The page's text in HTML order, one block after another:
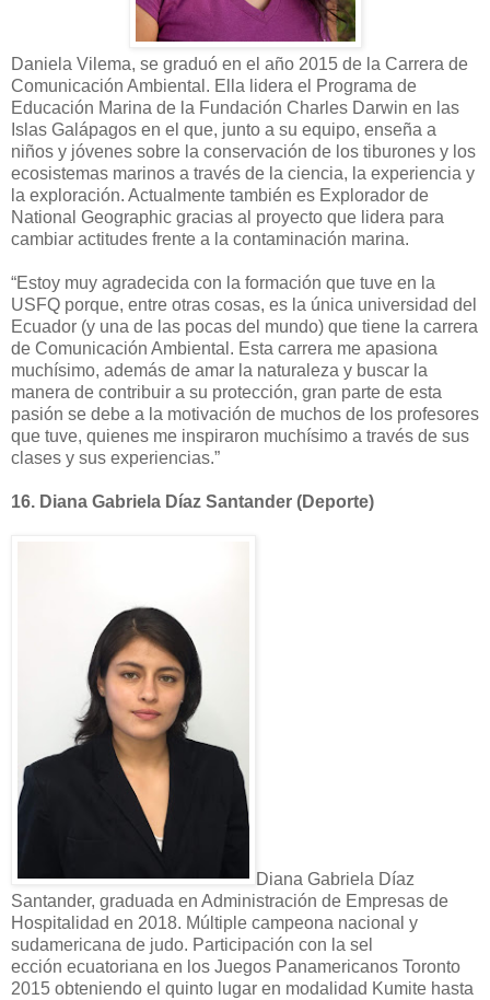
Daniela Vilema, se graduó en el año 2015 de la Carrera de
Comunicación Ambiental. Ella lidera el Programa de
Educación Marina de la Fundación Charles Darwin en las
Islas Galápagos en el que, junto a su equipo, enseña a
niños y jóvenes sobre la conservación de los tiburones y los
ecosistemas marinos a través de la ciencia, la experiencia y
la exploración. Actualmente también es Explorador de
National Geographic gracias al proyecto que lidera para
cambiar actitudes frente a la contaminación marina.
“Estoy muy agradecida con la formación que tuve en la
USFQ porque, entre otras cosas, es la única universidad del
Ecuador (y una de las pocas del mundo) que tiene la carrera
de Comunicación Ambiental. Esta carrera me apasiona
muchísimo, además de amar la naturaleza y buscar la
manera de contribuir a su protección, gran parte de esta
pasión se debe a la motivación de muchos de los profesores
que tuve, quienes me inspiraron muchísimo a través de sus
clases y sus experiencias.”
16. Diana Gabriela Díaz Santander (Deporte)
Diana Gabriela Díaz
Santander, graduada en Administración de Empresas de
Hospitalidad en 2018. Múltiple campeona nacional y
sudamericana de judo. Participación con la sel
ección ecuatoriana en los Juegos Panamericanos Toronto
2015 obteniendo el quinto lugar en modalidad Kumite hasta